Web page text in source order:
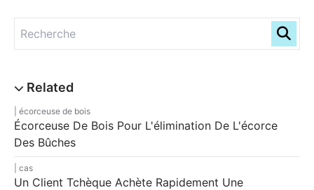
écorceuse de bois
Écorceuse De Bois Pour L'élimination De L'écorce
Des Bûches
cas
Un Client Tchèque Achète Rapidement Une